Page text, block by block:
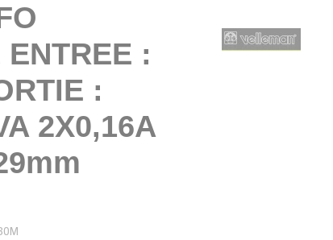
:
:
2X0,16A